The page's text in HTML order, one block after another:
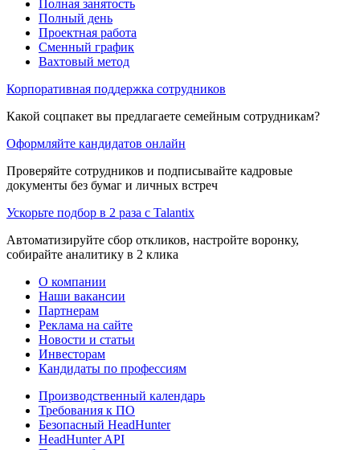
Полная занятость
Полный день
Проектная работа
Сменный график
Вахтовый метод
Корпоративная поддержка сотрудников
Какой соцпакет вы предлагаете семейным сотрудникам?
Оформляйте кандидатов онлайн
Проверяйте сотрудников и подписывайте кадровые
документы без бумаг и личных встреч
Ускорьте подбор в 2 раза с Talantix
Автоматизируйте сбор откликов, настройте воронку,
собирайте аналитику в 2 клика
О компании
Наши вакансии
Партнерам
Реклама на сайте
Новости и статьи
Инвесторам
Кандидаты по профессиям
Производственный календарь
Требования к ПО
Безопасный HeadHunter
HeadHunter API